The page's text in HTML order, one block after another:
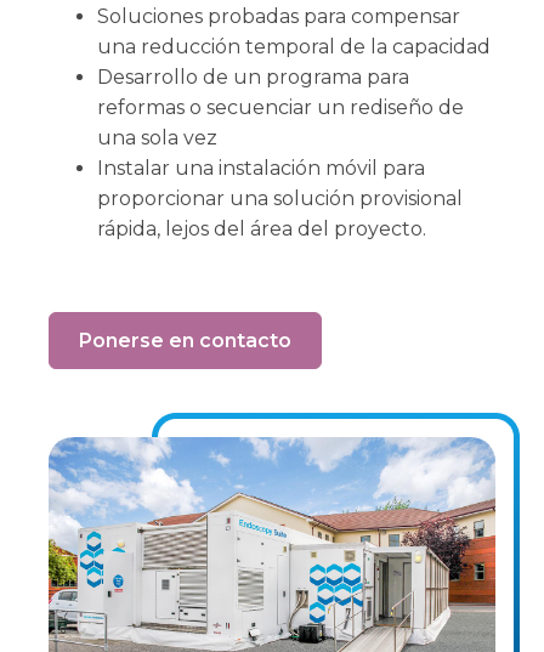
Soluciones probadas para compensar
una reducción temporal de la capacidad
Desarrollo de un programa para
reformas o secuenciar un rediseño de
una sola vez
Instalar una instalación móvil para
proporcionar una solución provisional
rápida, lejos del área del proyecto.
Ponerse en contacto